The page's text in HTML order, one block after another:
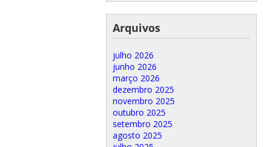
Arquivos
julho 2026
junho 2026
março 2026
dezembro 2025
novembro 2025
outubro 2025
setembro 2025
agosto 2025